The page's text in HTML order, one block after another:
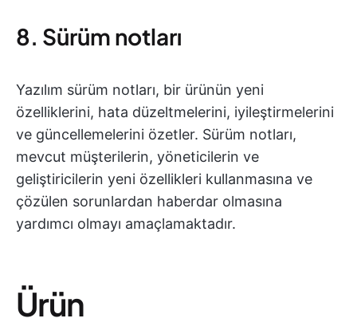
8. Sürüm notları
Yazılım sürüm notları, bir ürünün yeni
özelliklerini, hata düzeltmelerini, iyileştirmelerini
ve güncellemelerini özetler. Sürüm notları,
mevcut müşterilerin, yöneticilerin ve
geliştiricilerin yeni özellikleri kullanmasına ve
çözülen sorunlardan haberdar olmasına
yardımcı olmayı amaçlamaktadır.
Ürün